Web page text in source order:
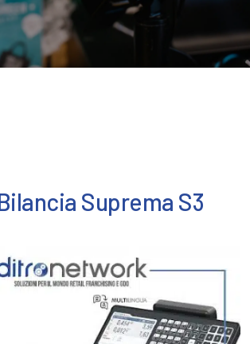
Suprema S3